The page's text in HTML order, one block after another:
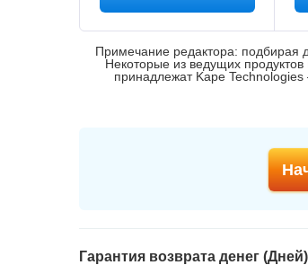
Примечание редактора: подбирая
Некоторые из ведущих
принадлежат Kape
Гарантия возврата денег